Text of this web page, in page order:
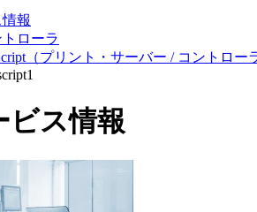
報
ローラ
（プリント・サーバー / コントロー
ビス情報